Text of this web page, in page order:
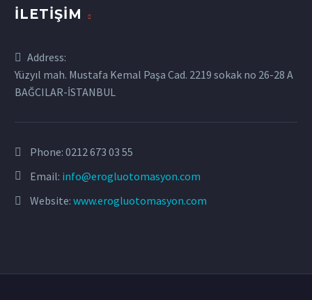
İLETIŞIM
Address:
Yüzyıl mah. Mustafa Kemal Paşa Cad. 2219 sokak no 26-28 A
BAĞCILAR-İSTANBUL
Phone: 0212 673 03 55
Email: info@erogluotomasyon.com
Website: www.erogluotomasyon.com